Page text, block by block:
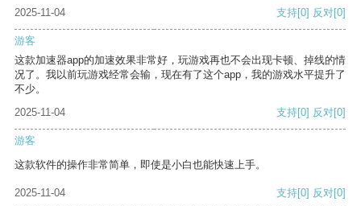
2025-11-04 支持[0] 反对[0]
游客
这款加速器app的加速效果非常好，玩游戏再也不会出现卡顿、掉线的情
况了。我以前玩游戏经常会输，现在有了这个app，我的游戏水平提升了
不少。
2025-11-04
支持[0] 反对[0]
游客
这款软件的操作非常简单，即使是小白也能快速上手。
2025-11-04 支持[0] 反对[0]